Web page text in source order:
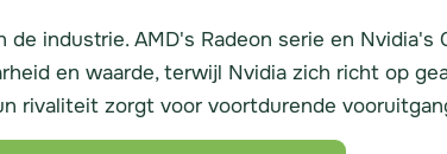
industrie. AMD's Radeon serie en Nvidia's
en waarde, terwijl Nvidia zich richt op
rivaliteit zorgt voor voortdurende